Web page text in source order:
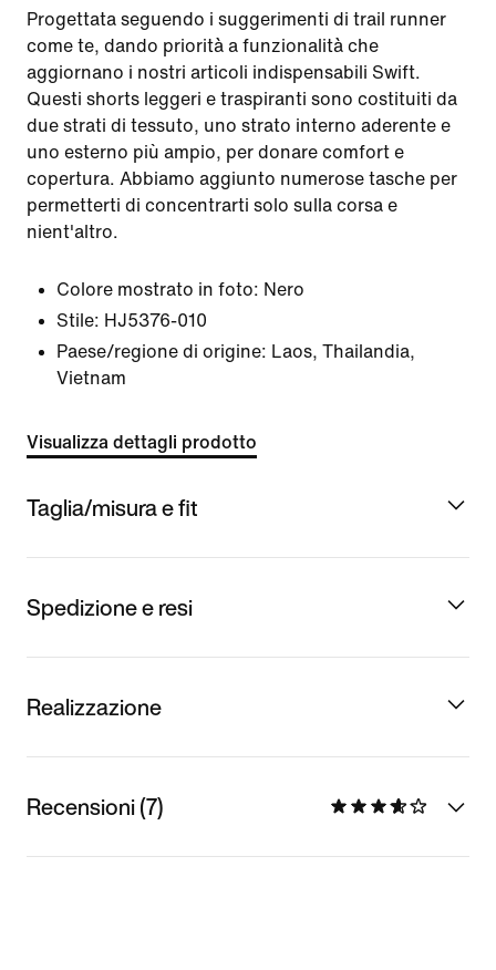
Progettata seguendo i suggerimenti di trail runner
come te, dando priorità a funzionalità che
aggiornano i nostri articoli indispensabili Swift.
Questi shorts leggeri e traspiranti sono costituiti da
due strati di tessuto, uno strato interno aderente e
uno esterno più ampio, per donare comfort e
copertura. Abbiamo aggiunto numerose tasche per
permetterti di concentrarti solo sulla corsa e
nient'altro.
Colore mostrato in foto: Nero
Stile: HJ5376-010
Paese/regione di origine: Laos, Thailandia,
Vietnam
Visualizza dettagli prodotto
Taglia/misura e fit
Spedizione e resi
Realizzazione
Recensioni (7)